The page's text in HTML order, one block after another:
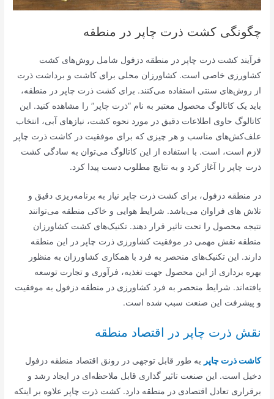
چگونگی کشت ذرت چاپر در منطقه
فرآیند کشت ذرت چاپر در منطقه دزفول شامل روش‌های کشت
کشاورزی خاصی است. کشاورزان محلی برای کاشت و برداشت ذرت
از روش‌های سنتی استفاده می‌کنند. برای کشت ذرت چاپر در منطقه،
باید یک کاتالوگ محصول معتبر به نام “ذرت چاپر” را مشاهده کنید. این
کاتالوگ حاوی اطلاعات دقیق در مورد نحوه کشت، نیازهای آبی، انتخاب
علف‌کش‌های مناسب و هر چیزی که برای موفقیت در کاشت ذرت چاپر
لازم است، است. با استفاده از این کاتالوگ می‌توان به سادگی کشت
ذرت چاپر را آغاز کرد و به نتایج مطلوب دست پیدا کرد.
در منطقه دزفول، برای کشت ذرت چاپر نیاز به برنامه‌ریزی دقیق و
تلاش های فراوان می‌باشد. شرایط هوایی و خاکی منطقه می‌توانند
نتیجه محصول را تحت تاثیر قرار دهند. تکنیک‌های کشت کشاورزان
منطقه نقش مهمی در موفقیت کشاورزی ذرت چاپر در این منطقه
دارند. این تکنیک‌های منحصر به فرد با همکاری کشاورزان به منظور
بهره برداری از این محصول جهت تغذیه، فرآوری و تجارت توسعه
یافته‌اند. شرایط منحصر به فرد کشاورزی در منطقه دزفول به موفقیت
و پیشرفت این صنعت سبب شده است.
نقش ذرت چاپر در اقتصاد منطقه
کاشت ذرت چاپر به طور قابل توجهی در رونق اقتصاد منطقه دزفول
دخیل است. این صنعت تاثیر گذاری قابل ملاحظه‌ای در ایجاد رشد و
برقراری تعادل اقتصادی در منطقه دارد. کشت ذرت چاپر علاوه بر اینکه